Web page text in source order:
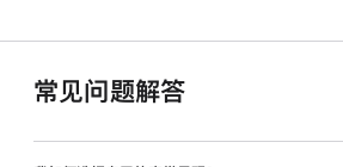
常见问题解答